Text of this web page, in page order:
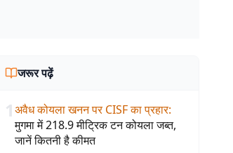
जरूर पढ़ें
1अवैध कोयला खनन पर CISF का प्रहार:
मुगमा में 218.9 मीट्रिक टन कोयला जब्त,
जानें कितनी है कीमत